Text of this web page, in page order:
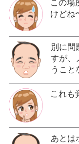
この場
けどね
別に問
すが、
うこと
これも
あとは